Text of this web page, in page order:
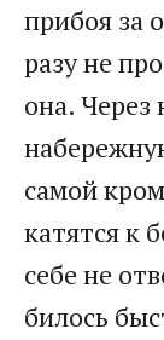
прибоя за
разу не
она.
самой
катятся к
себе не
билось